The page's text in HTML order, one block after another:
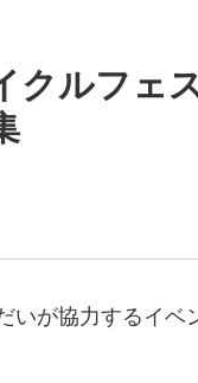
クルフェ
いが協力するイベ